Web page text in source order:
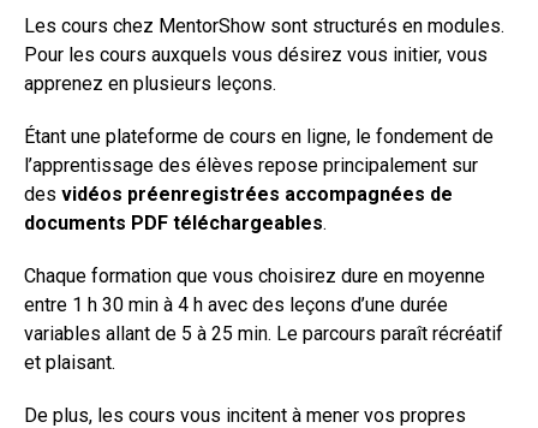
Les cours chez MentorShow sont structurés en modules.
Pour les cours auxquels vous désirez vous initier, vous
apprenez en plusieurs leçons.
Étant une plateforme de cours en ligne, le fondement de
l’apprentissage des élèves repose principalement sur
des vidéos préenregistrées accompagnées de
documents PDF téléchargeables.
Chaque formation que vous choisirez dure en moyenne
entre 1 h 30 min à 4 h avec des leçons d’une durée
variables allant de 5 à 25 min. Le parcours paraît récréatif
et plaisant.
De plus, les cours vous incitent à mener vos propres